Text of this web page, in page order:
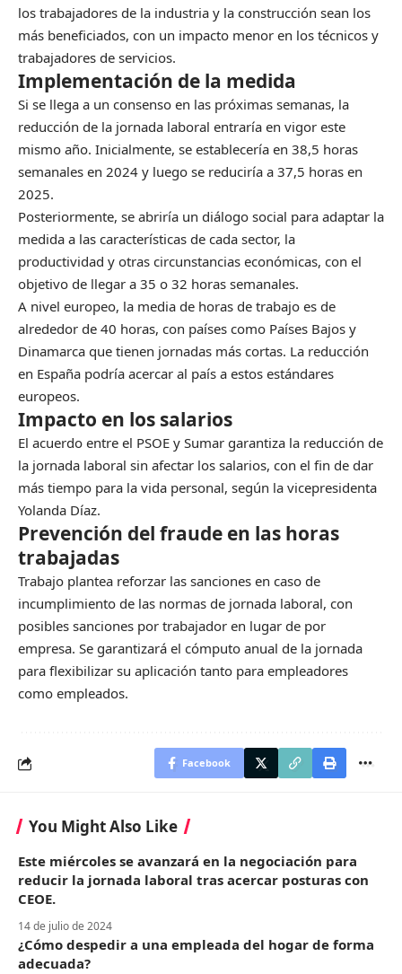
los trabajadores de la industria y la construcción sean los
más beneficiados, con un impacto menor en los técnicos y
trabajadores de servicios.
Implementación de la medida
Si se llega a un consenso en las próximas semanas, la
reducción de la jornada laboral entraría en vigor este
mismo año. Inicialmente, se establecería en 38,5 horas
semanales en 2024 y luego se reduciría a 37,5 horas en
2025.
Posteriormente, se abriría un diálogo social para adaptar la
medida a las características de cada sector, la
productividad y otras circunstancias económicas, con el
objetivo de llegar a 35 o 32 horas semanales.
A nivel europeo, la media de horas de trabajo es de
alrededor de 40 horas, con países como Países Bajos y
Dinamarca que tienen jornadas más cortas. La reducción
en España podría acercar al país a estos estándares
europeos.
Impacto en los salarios
El acuerdo entre el PSOE y Sumar garantiza la reducción de
la jornada laboral sin afectar los salarios, con el fin de dar
más tiempo para la vida personal, según la vicepresidenta
Yolanda Díaz.
Prevención del fraude en las horas
trabajadas
Trabajo plantea reforzar las sanciones en caso de
incumplimiento de las normas de jornada laboral, con
posibles sanciones por trabajador en lugar de por
empresa. Se garantizará el cómputo anual de la jornada
para flexibilizar su aplicación tanto para empleadores
como empleados.
Facebook
You Might Also Like
Este miércoles se avanzará en la negociación para
reducir la jornada laboral tras acercar posturas con
CEOE.
14 de julio de 2024
¿Cómo despedir a una empleada del hogar de forma
adecuada?